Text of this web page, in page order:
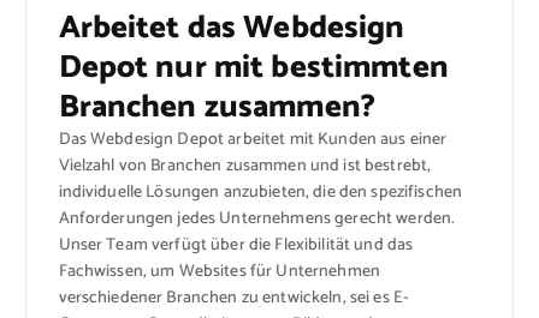
Arbeitet das Webdesign
Depot nur mit bestimmten
Branchen zusammen?
Das Webdesign Depot arbeitet mit Kunden aus einer
Vielzahl von Branchen zusammen und ist bestrebt,
individuelle Lösungen anzubieten, die den spezifischen
Anforderungen jedes Unternehmens gerecht werden.
Unser Team verfügt über die Flexibilität und das
Fachwissen, um Websites für Unternehmen
verschiedener Branchen zu entwickeln, sei es E-